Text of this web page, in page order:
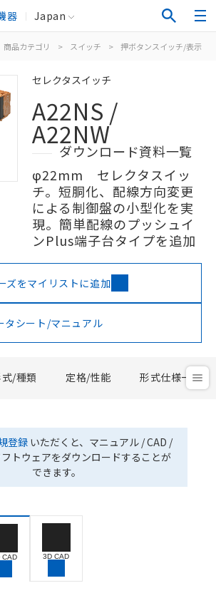
器 Japan
商品カテゴリ > スイッチ > 押ボタンスイッチ/表示灯
セレクタスイッチ
A22NS /
A22NW
ダウンロード資料一覧
φ22mm セレクタスイッ
チ。短胴化、配線方向変更
による制御盤の小型化を実
現。簡単配線のプッシュイ
ンPlus端子台タイプを追加
ズをマイリストに追加
タシート/マニュアル
/種類 定格/性能 形式仕様一覧
登録 いただくと、マニュアル / CAD /
トウェアをダウンロードすることが
できます。
CAD 3D CAD